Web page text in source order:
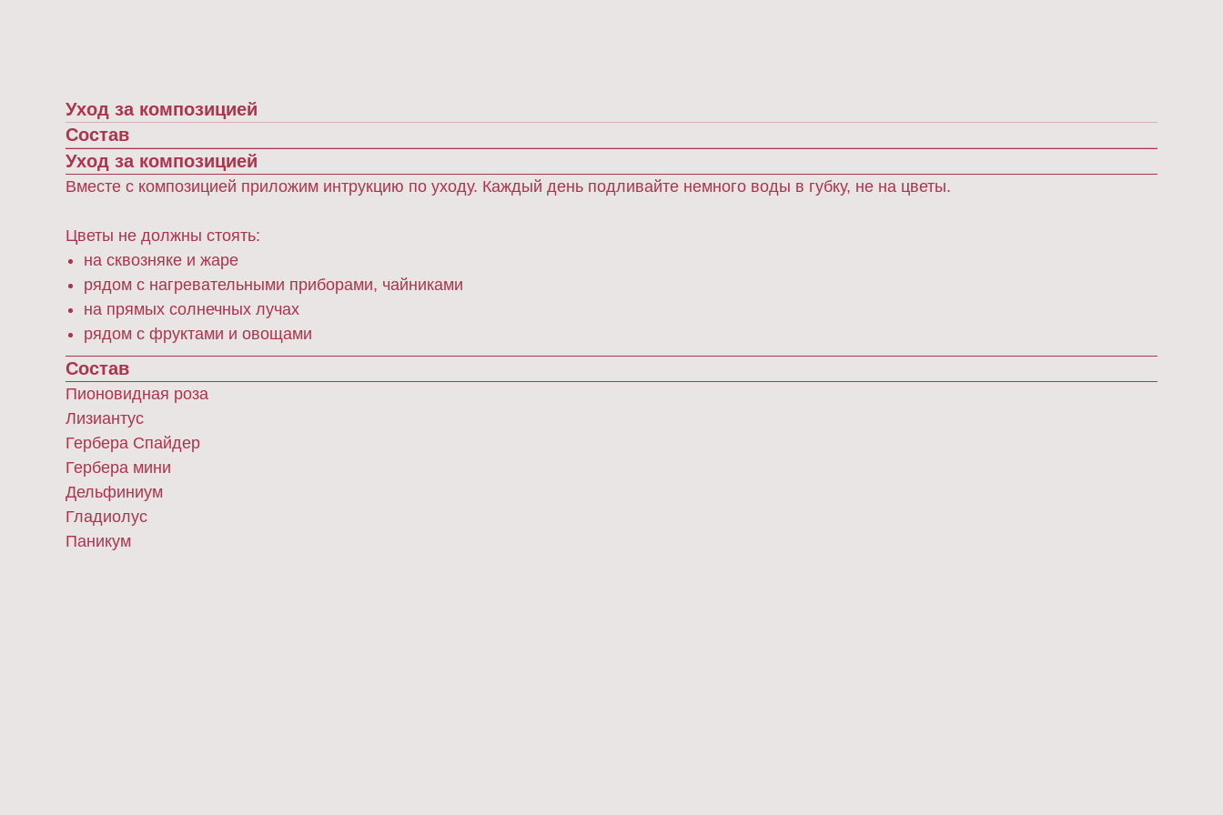
Уход за композицией
Состав
Уход за композицией
Вместе с композицией приложим интрукцию по уходу. Каждый день подливайте немного воды в губку, не на цветы.
Цветы не должны стоять:
на сквозняке и жаре
рядом с нагревательными приборами, чайниками
на прямых солнечных лучах
рядом с фруктами и овощами
Состав
Пионовидная роза
Лизиантус
Гербера Спайдер
Гербера мини
Дельфиниум
Гладиолус
Паникум